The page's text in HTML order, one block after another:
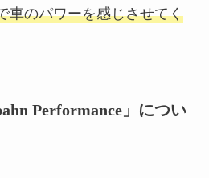
車のパワーを感じさせてく
Performance」につい